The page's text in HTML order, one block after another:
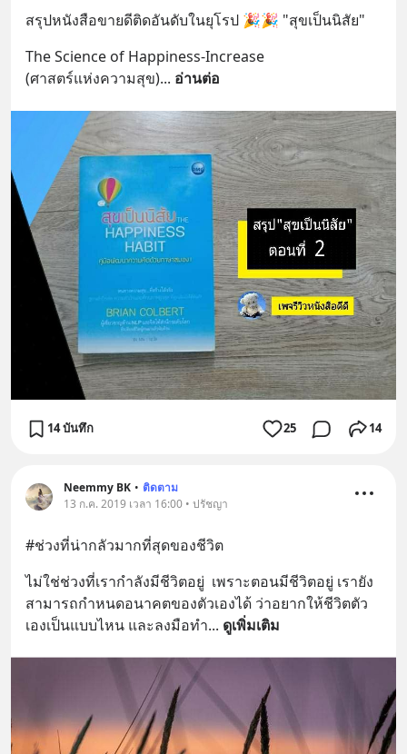
สรุปหนังสือขายดีติดอันดับในยุโรป 🎉🎉 "สุขเป็นนิสัย"
The Science of Happiness-Increase
(ศาสตร์แห่งความสุข)... อ่านต่อ
14 บันทึก 25 14
Neemmy BK • ติดตาม
13 ก.ค. 2019 เวลา 16:00 • ปรัชญา
#ช่วงที่น่ากลัวมากที่สุดของชีวิต
ไม่ใช่ช่วงที่เรากำลังมีชีวิตอยู่  เพราะตอนมีชีวิตอยู่ เรายัง
สามารถกำหนดอนาคตของตัวเองได้ ว่าอยากให้ชีวิตตัว
เองเป็นแบบไหน และลงมือทำ... ดูเพิ่มเติม